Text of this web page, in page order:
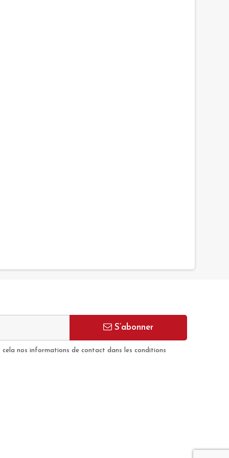
S’abonner
nos informations de contact dans les conditions